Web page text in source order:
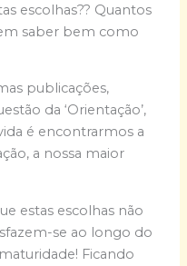
escolhas?? Quantos
saber bem como
publicações,
da ‘Orientação’,
é encontrarmos a
a nossa maior
estas escolhas não
se ao longo do
Ficando